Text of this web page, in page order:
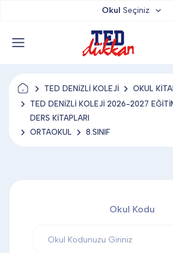
TED YAYINLARI
TED LOKUM
Okul Seçiniz
TED DENİZLİ KOLEJİ
OKUL
TED DENİZLİ KOLEJİ 2026-2027
DERS KİTAPLARI
ORTAOKUL
8.SINIF
Okul Kodu